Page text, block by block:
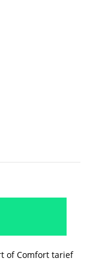
of Comfort tarief